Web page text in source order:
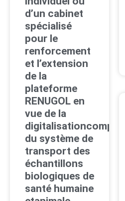
d’un cabinet
spécialisé
pour le
renforcement
et l’extension
de la
plateforme
RENUGOL en
vue de la
digitalisationcomplète
du système de
transport des
échantillons
biologiques de
santé humaine